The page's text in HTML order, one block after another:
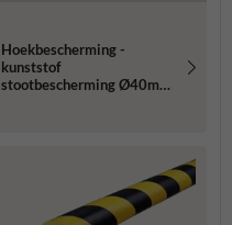
Hoekbescherming -
kunststof
stootbescherming Ø40mm